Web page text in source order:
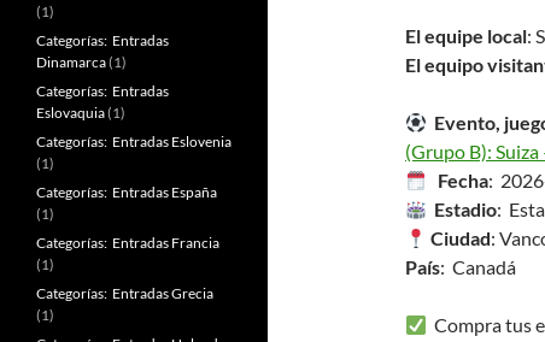
El equipe local:
El equipo
Evento,
(Grupo B): Suiza
Fecha:
Estadio:
Ciudad:
País: Canadá
Compra tus
(1)
Categorías: Entradas
Dinamarca(1)
Categorías: Entradas
Eslovaquia(1)
Categorías: Entradas Eslovenia
(1)
Categorías: Entradas España
(1)
Categorías: Entradas Francia
(1)
Categorías: Entradas Grecia
(1)